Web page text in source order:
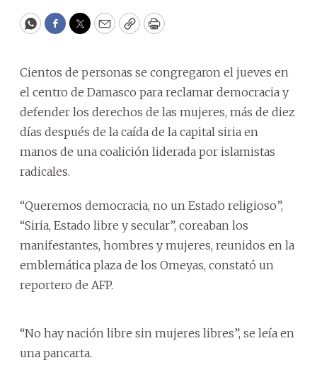
WhatsApp
Facebook
Twitter
EmailCopyPrint
Cientos de personas se congregaron el jueves en
el centro de Damasco para reclamar democracia y
defender los derechos de las mujeres, más de diez
días después de la caída de la capital siria en
manos de una coalición liderada por islamistas
radicales.
“Queremos democracia, no un Estado religioso”,
“Siria, Estado libre y secular”, coreaban los
manifestantes, hombres y mujeres, reunidos en la
emblemática plaza de los Omeyas, constató un
reportero de AFP.
“No hay nación libre sin mujeres libres”, se leía en
una pancarta.